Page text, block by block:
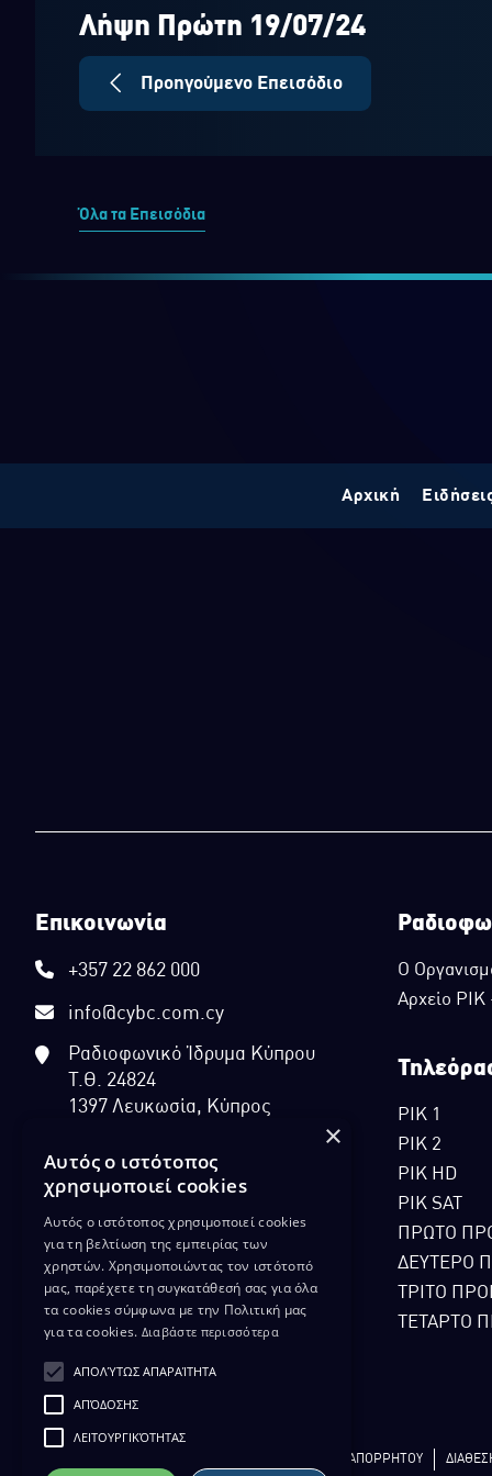
Λήψη Πρώτη 19/07/24
Προηγούμενο Επεισόδιο
Όλα τα Επεισόδια
Αρχική
Επικοινωνία
+357 22 862 000
info@cybc.com.cy
Ραδιοφωνικό Ίδρυμα Κύπρου
Τ.Θ. 24824
1397 Λευκωσία, Κύπρος
Ο
Αρχείο
ΡΙΚ 1
ΡΙΚ 2
ΡΙΚ HD
ΡΙΚ SAT
ΠΡΩΤΟ
ΔΕΥΤΕΡΟ
ΤΡΙΤΟ
ΤΕΤΑΡΤΟ
ΠΟΛΙΤΙΚΗ ΑΠΟΡΡΗΤΟΥ
×
Αυτός ο ιστότοπος
χρησιμοποιεί cookies
Αυτός ο ιστότοπος χρησιμοποιεί cookies
για τη βελτίωση της εμπειρίας των
χρηστών. Χρησιμοποιώντας τον ιστότοπό
μας, παρέχετε τη συγκατάθεσή σας για όλα
τα cookies σύμφωνα με την Πολιτική μας
για τα cookies. Διαβάστε περισσότερα
ΑΠΟΛΎΤΩΣ ΑΠΑΡΑΊΤΗΤΑ
ΑΠΌΔΟΣΗΣ
ΛΕΙΤΟΥΡΓΙΚΌΤΗΤΑΣ